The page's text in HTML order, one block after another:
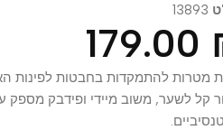
להתמקדות בחבטות לפינות
לשער, משוב מיידי ופידבק מספק עבור